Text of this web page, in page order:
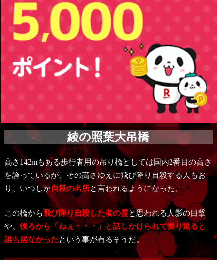
綾の照葉大吊橋
高さ142mもある歩行者用の吊り橋としては国内2番目の高さ
を誇っているが、その高さゆえに飛び降り自殺する人もお
り、いつしか自殺の名所と言われるようになった。
この橋から飛び降り自殺した者の霊と思われる人影の目撃
や、 後ろから「ねぇ・・・」と話しかけられて振り返ると
誰も居なかったという事が有るそうだ。